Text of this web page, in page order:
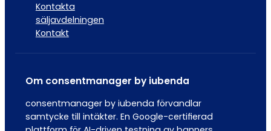
Kontakta
säljavdelningen
Kontakt
Om consentmanager by iubenda
consentmanager by iubenda förvandlar
samtycke till intäkter. En Google-certifierad